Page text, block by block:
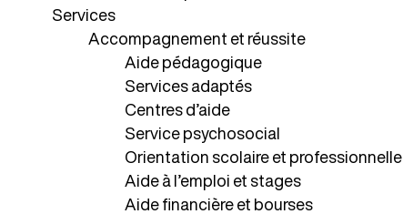
Services
Accompagnement et réussite
Aide pédagogique
Services adaptés
Centres d’aide
Service psychosocial
Orientation scolaire et professionnelle
Aide à l’emploi et stages
Aide financière et bourses